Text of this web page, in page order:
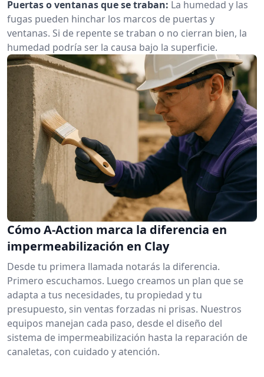
Puertas o ventanas que se traban: La humedad y las
fugas pueden hinchar los marcos de puertas y
ventanas. Si de repente se traban o no cierran bien, la
humedad podría ser la causa bajo la superficie.
Cómo A-Action marca la diferencia en
impermeabilización en Clay
Desde tu primera llamada notarás la diferencia.
Primero escuchamos. Luego creamos un plan que se
adapta a tus necesidades, tu propiedad y tu
presupuesto, sin ventas forzadas ni prisas. Nuestros
equipos manejan cada paso, desde el diseño del
sistema de impermeabilización hasta la reparación de
canaletas, con cuidado y atención.